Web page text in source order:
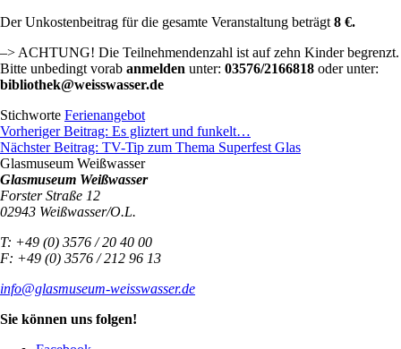
Der Unkostenbeitrag für die gesamte Veranstaltung beträgt 8 €.
–> ACHTUNG! Die Teilnehmendenzahl ist auf zehn Kinder begrenzt.
Bitte unbedingt vorab anmelden unter: 03576/2166818 oder unter:
bibliothek@weisswasser.de
Stichworte Ferienangebot
Beitragsnavigation
Vorheriger Beitrag: Es gliztert und funkelt…
Nächster Beitrag: TV-Tip zum Thema Superfest Glas
Glasmuseum Weißwasser
Glasmuseum Weißwasser
Forster Straße 12
02943 Weißwasser/O.L.
T: +49 (0) 3576 / 20 40 00
F: +49 (0) 3576 / 212 96 13
info@glasmuseum-weisswasser.de
Sie können uns folgen!